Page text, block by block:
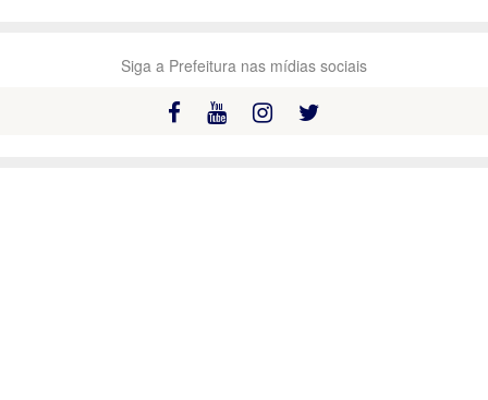
Siga a Prefeitura nas mídias sociais